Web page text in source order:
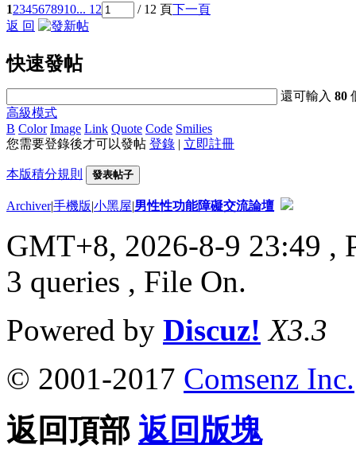
12345678910... 12 / 12 頁下一頁
返 回
快速發帖
還可輸入80
高級模式
B Color Image Link Quote Code Smilies
您需要登錄後才可以發帖 登錄 | 立即註冊
本版積分規則 發表帖子
Archiver|手機版|小黑屋|男性性功能障礙交流論壇
GMT+8, 2026-8-9 23:49 ,
3 queries , File On.
Powered by Discuz! X3.3
© 2001-2017 Comsenz Inc.
返回頂部 返回版塊